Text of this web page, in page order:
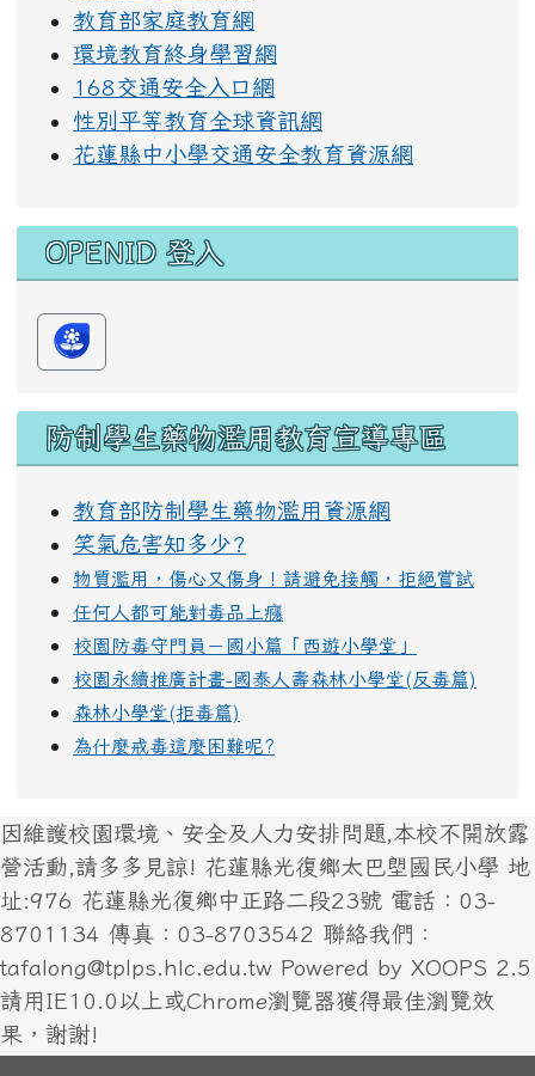
教育部家庭教育網
環境教育終身學習網
168交通安全入口網
性別平等教育全球資訊網
花蓮縣中小學交通安全教育資源網
OPENID 登入
防制學生藥物濫用教育宣導專區
教育部防制學生藥物濫用資源網
笑氣危害知多少?
物質濫用，傷心又傷身！請避免接觸，拒絕嘗試
任何人都可能對毒品上癮
校園防毒守門員－國小篇「西遊小學堂」
校園永續推廣計畫-國泰人壽森林小學堂(反毒篇)
森林小學堂(拒毒篇)
為什麼戒毒這麼困難呢?
因維護校園環境、安全及人力安排問題,本校不開放露
營活動,請多多見諒! 花蓮縣光復鄉太巴塱國民小學 地
址:976 花蓮縣光復鄉中正路二段23號 電話：03-
8701134 傳真：03-8703542 聯絡我們：
tafalong@tplps.hlc.edu.tw Powered by XOOPS 2.5
請用IE10.0以上或Chrome瀏覽器獲得最佳瀏覽效
果，謝謝!